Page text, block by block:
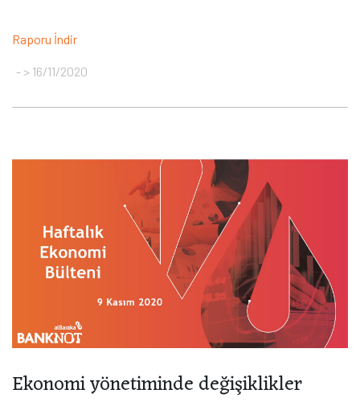
Raporu İndir
> 16/11/2020
Ekonomi yönetiminde değişiklikler